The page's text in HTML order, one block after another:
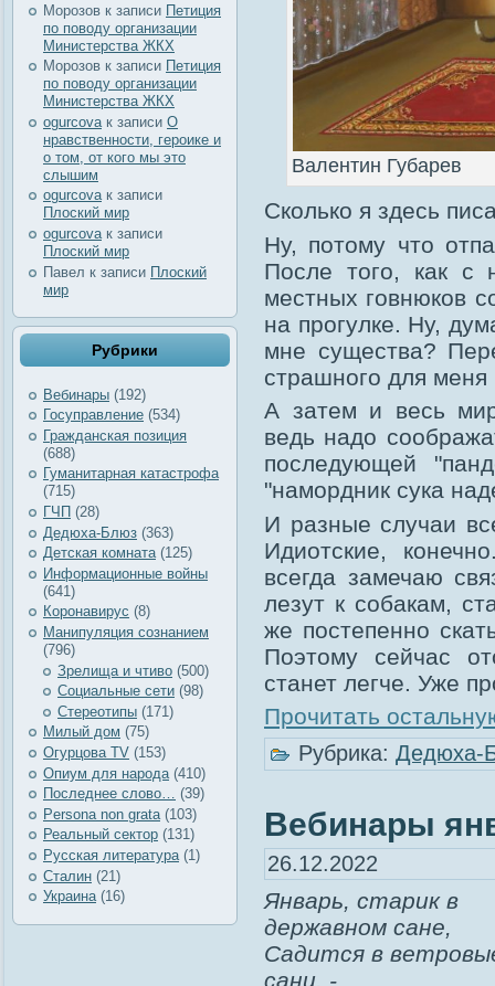
Морозов к записи Петиция
по поводу организации
Министерства ЖКХ
Морозов к записи Петиция
по поводу организации
Министерства ЖКХ
ogurcova к записи О
нравственности, героике и
о том, от кого мы это
слышим
ogurcovaк записи
Плоский мир
ogurcova к записи
Плоский мир
Павел к записи Плоский
мир
Рубрики
Вебинары (192)
Госуправление (534)
Гражданская позиция
(688)
Гуманитарная катастрофа
(715)
ГЧП (28)
Дедюха-Блюз (363)
Детская комната(125)
Информационные войны
(641)
Коронавирус (8)
Манипуляция сознанием
(796)
Зрелища и чтиво (500)
Социальные сети (98)
Стереотипы (171)
Милый дом (75)
Огурцова TV (153)
Опиум для народа (410)
Последнее слово… (39)
Рersona non grata (103)
Реальный сектор (131)
Русская литература (1)
Сталин (21)
Украина(16)
Валентин Губарев
Сколько я здесь
Ну, потому что
После того, как с
местных говнюков
на прогулке. Ну,
мне существа?
страшного для
А затем и весь
ведь надо
последующей
"намордник сука
И разные случаи
Идиотские,
всегда замечаю
лезут к собакам,
же постепенно
Поэтому сейчас
станет легче. Уже
Прочитать
Рубрика: Дедюха-
Вебинары
26.12.2022
Январь, старик в
державном сане,
Садится в
сани, -